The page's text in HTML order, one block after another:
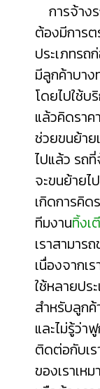
การจ้าง
ต้องมีการต
ประเภทรถ
มีลูกค้าบาง
โดยไปใช้บ
แล้วคิดราค
ช่วยขนย้าย
ไปแล้ว รถ
จะขนย้ายไ
เกิดการคิด
ทีมงานทิ้งเ
เราสามาร
เนื่องจากเ
ใช้หลายปร
สำหรับลูก
และไม่รู้ว่าฟู
ติดต่อกับเ
ของเราเห